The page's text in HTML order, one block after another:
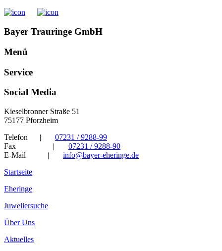
Bayer Trauringe GmbH
Menü
Service
Social Media
Kieselbronner Straße 51
75177 Pforzheim
Telefon
|
07231 / 9288-99
Fax
|
07231 / 9288-90
E-Mail
|
info@bayer-eheringe.de
Startseite
Eheringe
Juweliersuche
Über Uns
Aktuelles